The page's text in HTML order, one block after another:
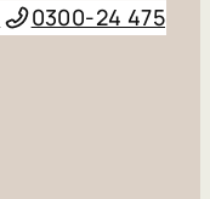
0300-24 475